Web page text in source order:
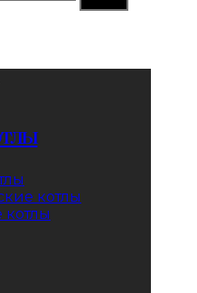
котлы